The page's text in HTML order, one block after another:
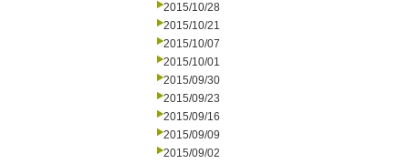
2015/10/28
2015/10/21
2015/10/07
2015/10/01
2015/09/30
2015/09/23
2015/09/16
2015/09/09
2015/09/02